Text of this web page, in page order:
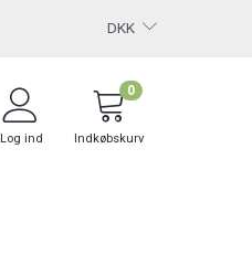
DKK
Log ind Indkøbskurv
0